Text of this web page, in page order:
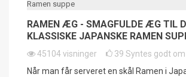
RAMEN ÆG - SMAGFULDE ÆG TIL
KLASSISKE JAPANSKE RAMEN
45104visninger 39 Syntes godt om
Når man får serveret en skål Ramen i